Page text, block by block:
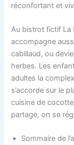
réconfortant et
Au bistrot fictif La
accompagne
cabillaud, ou
herbes. Les
adultes la
s’accorde sur le
cuisine de
partage, on se
Sommaire de